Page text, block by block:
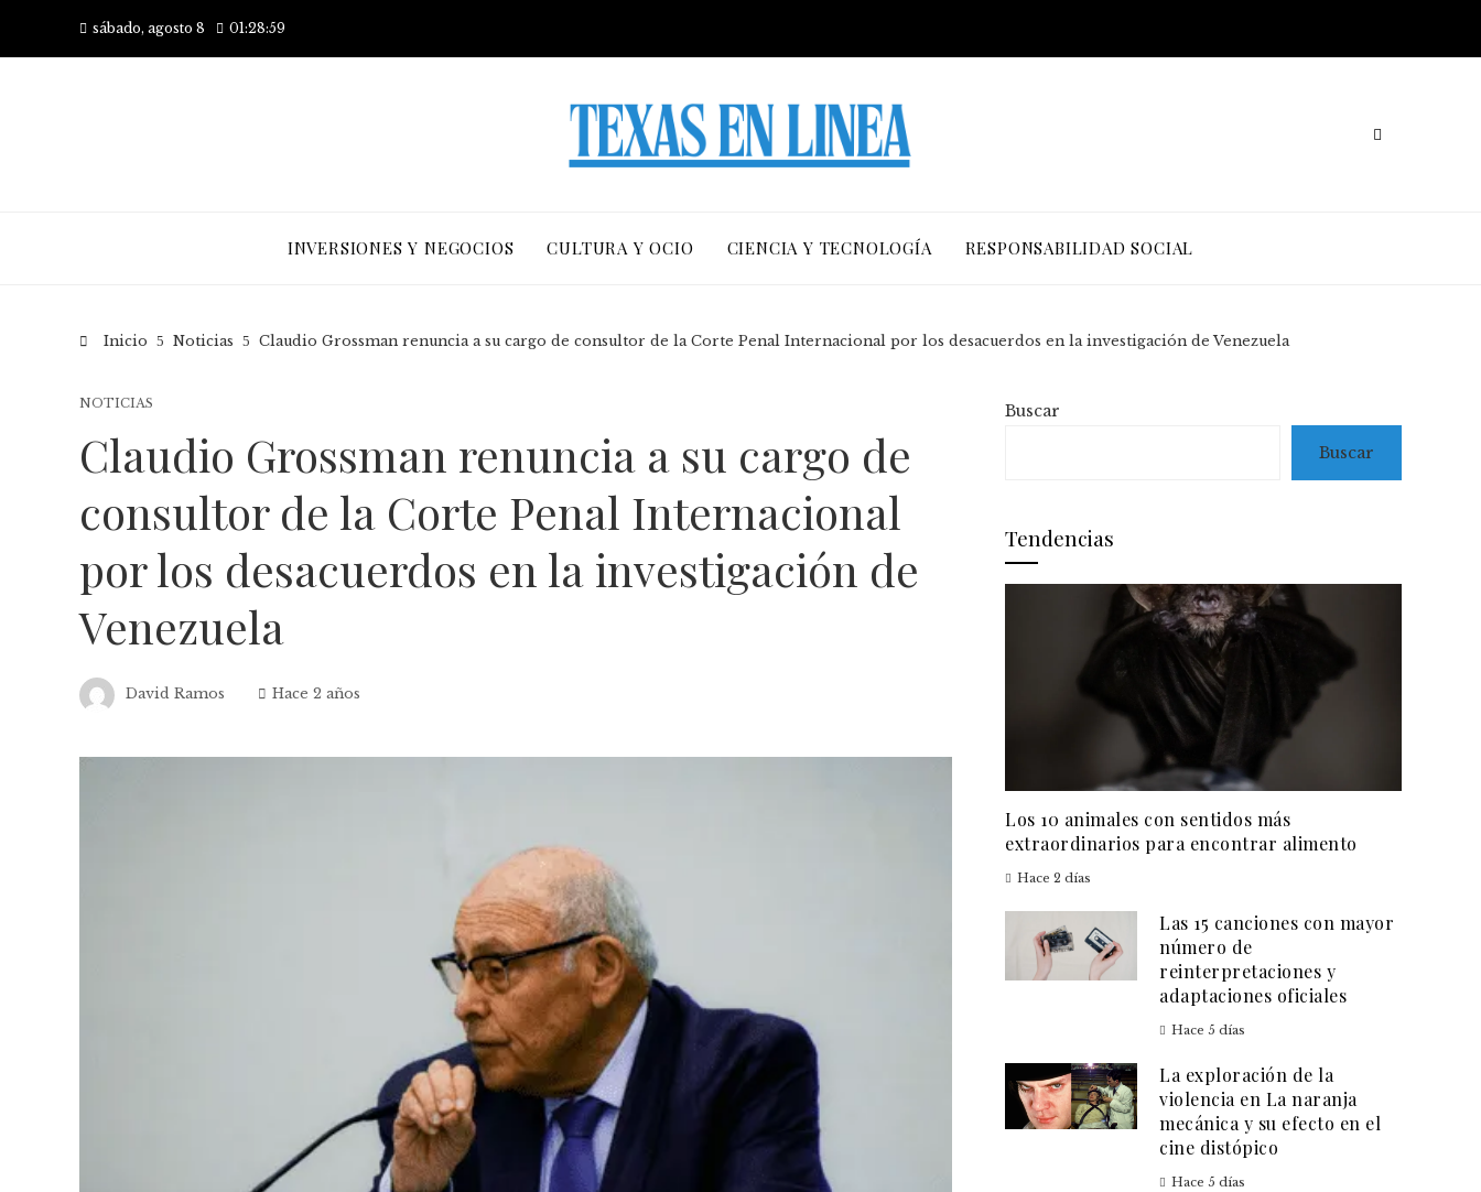
sábado, agosto 8 01:29:00
INVERSIONES Y NEGOCIOS CULTURA Y OCIO CIENCIA Y TECNOLOGÍA RESPONSABILIDAD SOCIAL
Inicio Noticias Claudio Grossman renuncia a su cargo de consultor de la Corte Penal Internacional por los desacuerdos en la investigación de Venezuela
NOTICIAS
Claudio Grossman renuncia a su cargo de
consultor de la Corte Penal Internacional
por los desacuerdos en la investigación de
Venezuela
David Ramos Hace 2 años
Buscar
Buscar
Tendencias
Los 10 animales con sentidos más
extraordinarios para encontrar alimento
Hace 2 días
Las 15 canciones con mayor
número de
reinterpretaciones y
adaptaciones oficiales
Hace 5 días
La exploración de la
violencia en La naranja
mecánica y su efecto en el
cine distópico
Hace 5 días